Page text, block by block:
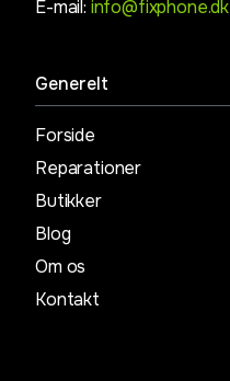
E-mail: info@fixphone.dk
Generelt
Forside
Reparationer
Butikker
Blog
Om os
Kontakt